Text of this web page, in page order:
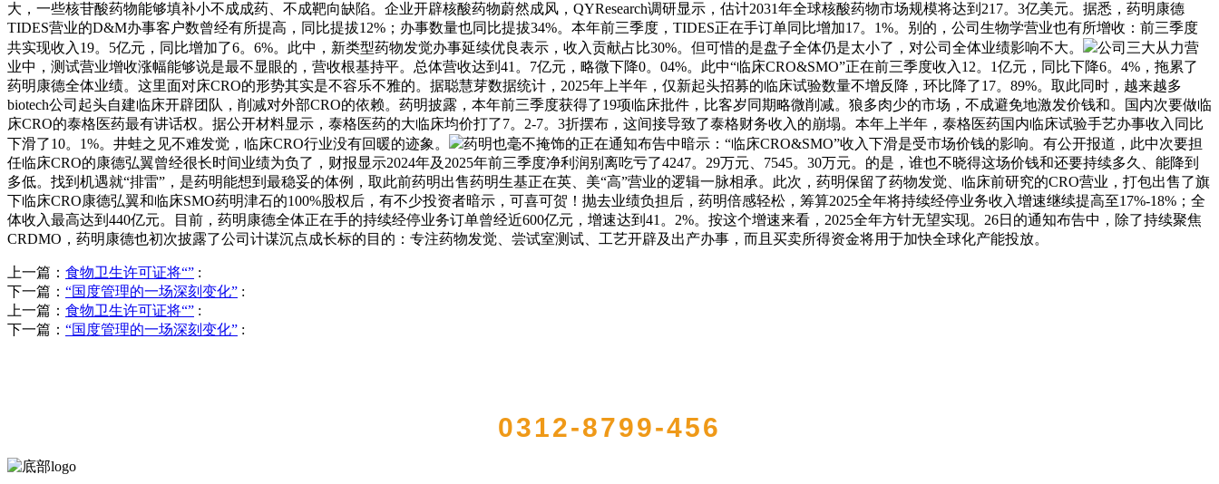
大，一些核苷酸药物能够填补小不成成药、不成靶向缺陷。企业开辟核酸药物蔚然成风，QYResearch调研显示，估计2031年全球核酸药物市场规模将达到217。3亿美元。据悉，药明康德
TIDES营业的D&M办事客户数曾经有所提高，同比提拔12%；办事数量也同比提拔34%。本年前三季度，TIDES正在手订单同比增加17。1%。别的，公司生物学营业也有所增收：前三季度
共实现收入19。5亿元，同比增加了6。6%。此中，新类型药物发觉办事延续优良表示，收入贡献占比30%。但可惜的是盘子全体仍是太小了，对公司全体业绩影响不大。
公司三大从力营
业中，测试营业增收涨幅能够说是最不显眼的，营收根基持平。总体营收达到41。7亿元，略微下降0。04%。此中“临床CRO&SMO”正在前三季度收入12。1亿元，同比下降6。4%，拖累了
药明康德全体业绩。这里面对床CRO的形势其实是不容乐不雅的。据聪慧芽数据统计，2025年上半年，仅新起头招募的临床试验数量不增反降，环比降了17。89%。取此同时，越来越多
biotech公司起头自建临床开辟团队，削减对外部CRO的依赖。药明披露，本年前三季度获得了19项临床批件，比客岁同期略微削减。狼多肉少的市场，不成避免地激发价钱和。国内次要做临
床CRO的泰格医药最有讲话权。据公开材料显示，泰格医药的大临床均价打了7。2-7。3折摆布，这间接导致了泰格财务收入的崩塌。本年上半年，泰格医药国内临床试验手艺办事收入同比
下滑了10。1%。井蛙之见不难发觉，临床CRO行业没有回暖的迹象。
药明也毫不掩饰的正在通知布告中暗示：“临床CRO&SMO”收入下滑是受市场价钱的影响。有公开报道，此中次要担
任临床CRO的康德弘翼曾经很长时间业绩为负了，财报显示2024年及2025年前三季度净利润别离吃亏了4247。29万元、7545。30万元。的是，谁也不晓得这场价钱和还要持续多久、能降到
多低。找到机遇就“排雷”，是药明能想到最稳妥的体例，取此前药明出售药明生基正在英、美“高”营业的逻辑一脉相承。此次，药明保留了药物发觉、临床前研究的CRO营业，打包出售了旗
下临床CRO康德弘翼和临床SMO药明津石的100%股权后，有不少投资者暗示，可喜可贺！抛去业绩负担后，药明倍感轻松，筹算2025全年将持续经停业务收入增速继续提高至17%-18%；全
体收入最高达到440亿元。目前，药明康德全体正在手的持续经停业务订单曾经近600亿元，增速达到41。2%。按这个增速来看，2025全年方针无望实现。26日的通知布告中，除了持续聚焦
CRDMO，药明康德也初次披露了公司计谋沉点成长标的目的：专注药物发觉、尝试室测试、工艺开辟及出产办事，而且买卖所得资金将用于加快全球化产能投放。
上一篇： 食物卫生许可证将“” :
下一篇： “国度管理的一场深刻变化” :
上一篇： 食物卫生许可证将“” :
下一篇： “国度管理的一场深刻变化” :
0312-8799-456